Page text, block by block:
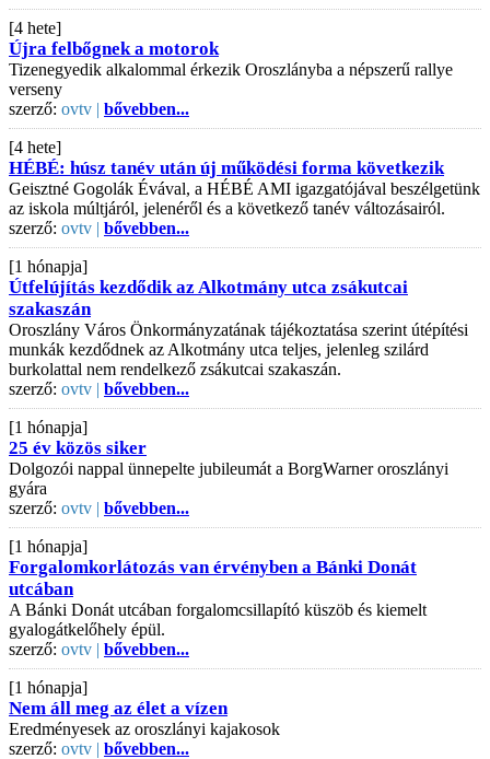
[4 hete]
Újra felbőgnek a motorok
Tizenegyedik alkalommal érkezik Oroszlányba a népszerű rallye
verseny
szerző: ovtv | bővebben...
[4 hete]
HÉBÉ: húsz tanév után új működési forma következik
Geisztné Gogolák Évával, a HÉBÉ AMI igazgatójával beszélgetünk
az iskola múltjáról, jelenéről és a következő tanév változásairól.
szerző: ovtv | bővebben...
[1 hónapja]
Útfelújítás kezdődik az Alkotmány utca zsákutcai
szakaszán
Oroszlány Város Önkormányzatának tájékoztatása szerint útépítési
munkák kezdődnek az Alkotmány utca teljes, jelenleg szilárd
burkolattal nem rendelkező zsákutcai szakaszán.
szerző: ovtv | bővebben...
[1 hónapja]
25 év közös siker
Dolgozói nappal ünnepelte jubileumát a BorgWarner oroszlányi
gyára
szerző: ovtv | bővebben...
[1 hónapja]
Forgalomkorlátozás van érvényben a Bánki Donát
utcában
A Bánki Donát utcában forgalomcsillapító küszöb és kiemelt
gyalogátkelőhely épül.
szerző: ovtv | bővebben...
[1 hónapja]
Nem áll meg az élet a vízen
Eredményesek az oroszlányi kajakosok
szerző: ovtv | bővebben...